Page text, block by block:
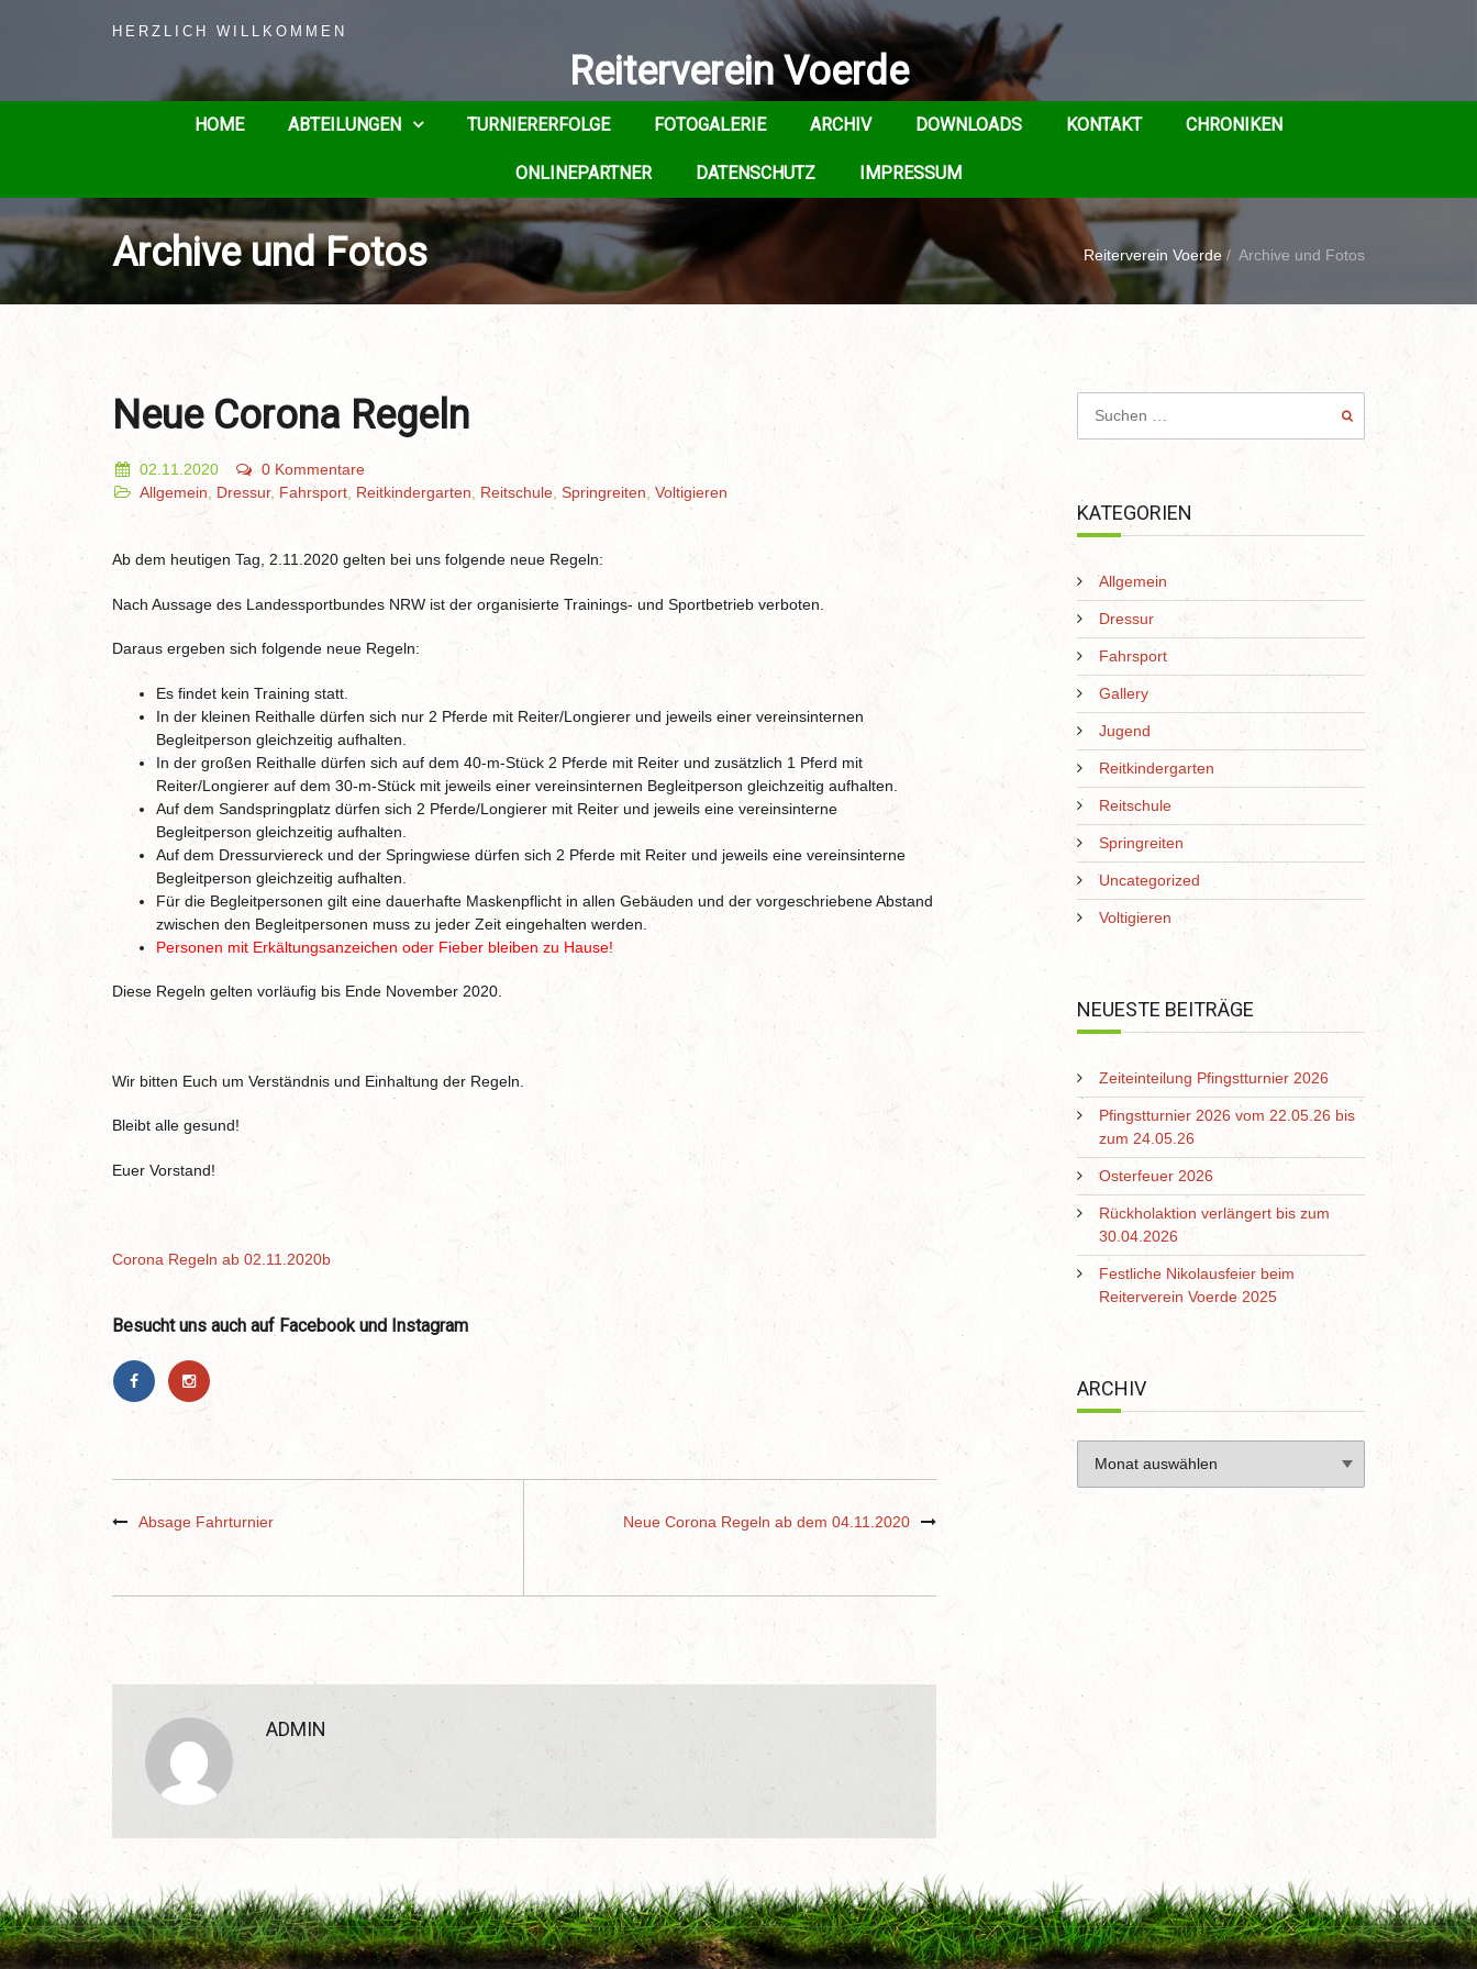
HERZLICH WILLKOMMEN
Reiterverein Voerde
HOME ABTEILUNGEN TURNIERERFOLGE FOTOGALERIE ARCHIV DOWNLOADS KONTAKT CHRONIKEN
ONLINEPARTNER DATENSCHUTZ IMPRESSUM
Archive und Fotos Reiterverein Voerde / Archive und Fotos
Neue Corona Regeln
02.11.2020
0 Kommentare
Allgemein
Dressur, Fahrsport Reitkindergarten Reitschule Springreiten Voltigieren
Ab dem heutigen Tag, 2.11.2020 gelten bei uns folgende neue Regeln:
Nach Aussage des Landessportbundes NRW ist der organisierte Trainings- und Sportbetrieb verboten.
Daraus ergeben sich folgende neue Regeln:
Es findet kein Training statt.
In der kleinen Reithalle dürfen sich nur 2 Pferde mit Reiter/Longierer und jeweils einer vereinsinternen
Begleitperson gleichzeitig aufhalten.
In der großen Reithalle dürfen sich auf dem 40-m-Stück 2 Pferde mit Reiter und zusätzlich 1 Pferd mit
Reiter/Longierer auf dem 30-m-Stück mit jeweils einer vereinsinternen Begleitperson gleichzeitig aufhalten.
Auf dem Sandspringplatz dürfen sich 2 Pferde/Longierer mit Reiter und jeweils eine vereinsinterne
Begleitperson gleichzeitig aufhalten.
Auf dem Dressurviereck und der Springwiese dürfen sich 2 Pferde mit Reiter und jeweils eine vereinsinterne
Begleitperson gleichzeitig aufhalten.
Für die Begleitpersonen gilt eine dauerhafte Maskenpflicht in allen Gebäuden und der vorgeschriebene Abstand
zwischen den Begleitpersonen muss zu jeder Zeit eingehalten werden.
Personen mit Erkältungsanzeichen oder Fieber bleiben zu Hause!
Diese Regeln gelten vorläufig bis Ende November 2020.
Wir bitten Euch um Verständnis und Einhaltung der Regeln.
Bleibt alle gesund!
Euer Vorstand!
Corona Regeln ab 02.11.2020b
Besucht uns auch auf Facebook und Instagram
Absage Fahrturnier Neue Corona Regeln ab dem 04.11.2020
ADMIN
KATEGORIEN
Allgemein
Dressur
Fahrsport
Gallery
Jugend
Reitkindergarten
Reitschule
Springreiten
Uncategorized
Voltigieren
NEUESTE BEITRÄGE
Zeiteinteilung Pfingstturnier 2026
Pfingstturnier 2026 vom 22.05.26 bis
zum 24.05.26
Osterfeuer 2026
Rückholaktion verlängert bis zum
30.04.2026
Festliche Nikolausfeier beim
Reiterverein Voerde 2025
ARCHIV